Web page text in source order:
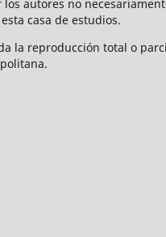
los autores no
casa de estudios.
la reproducción total o